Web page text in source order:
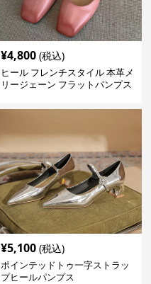
¥4,800 (税込)
ヒール フレンチスタイル 本革メ
リージェーン フラットパンプス
¥5,100 (税込)
ポインテッドトゥ一字ストラッ
プヒールパンプス